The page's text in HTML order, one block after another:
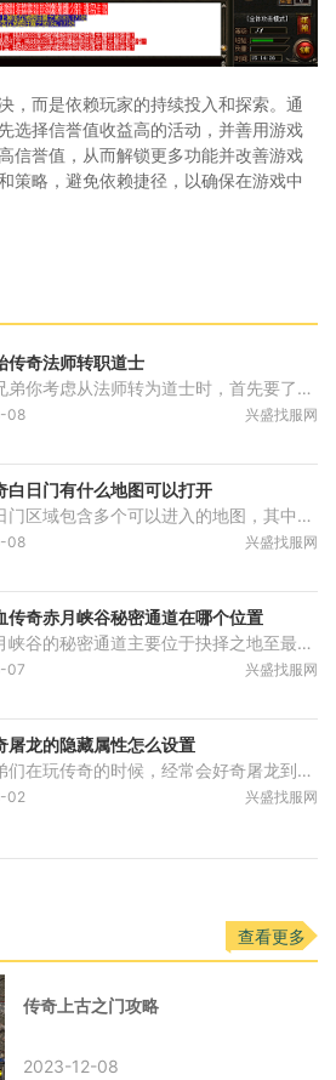
，而是依赖玩家的持续投入和探索。通
选择信誉值收益高的活动，并善用游戏
信誉值，从而解锁更多功能并改善游戏
策略，避免依赖捷径，以确保在游戏中
传奇法师转职道士
当兄弟你考虑从法师转为道士时，首先要了解职业定位的根本差异。法师依赖高爆发和群体清场能力，而道士则擅长持续消耗与团队辅助。这种转变意味着从单纯的输出角色，过渡到兼
08 兴盛找服网
白日门有什么地图可以打开
白日门区域包含多个可以进入的地图，其中丛林迷宫是整个赤月峡谷的主要入口，其具体位置在白日门大地图的坐标321，120附近。玩家从白日门主城出发后，首先需要找到丛林迷宫的入
08 兴盛找服网
传奇赤月峡谷秘密通道在哪个位置
赤月峡谷的秘密通道主要位于抉择之地至最终BOSS区域之间，具体涉及山谷密道的两个关键入口，这些通道是连接赤月恶魔巢穴和恶魔祭坛的必经之路。从抉择之地出发，玩家需根据目标
07 兴盛找服网
屠龙的隐藏属性怎么设置
兄弟们在玩传奇的时候，经常会好奇屠龙到底有没有隐藏属性，网上有各种说法，有些认为确实存在特殊的加成效果，比如能够提升某些技能的伤害，或者具备忽视对手防御的能力。当
02 兴盛找服网
查看更多
传奇上古之门攻略
2023-12-08